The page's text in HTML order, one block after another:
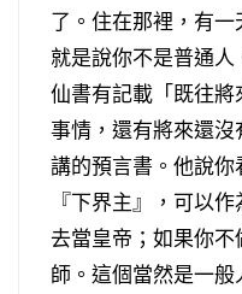
了。住在那裡，有一
就是說你不是普通
仙書有記載「既往
事情，還有將來還
講的預言書。他說
『下界主』，可以
去當皇帝；如果你不
師。這個當然是一